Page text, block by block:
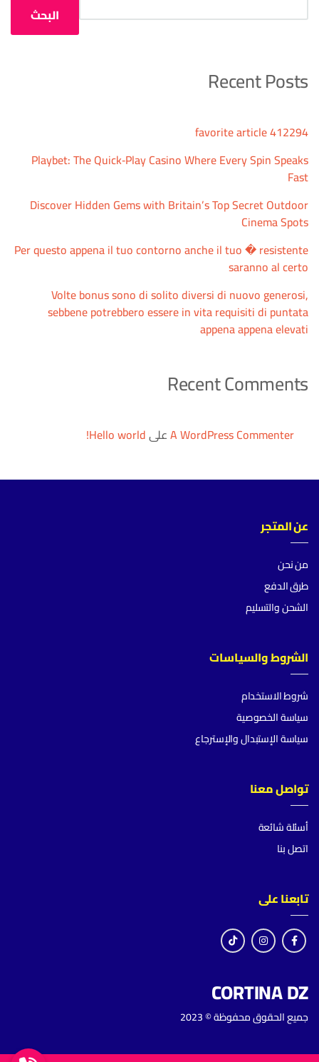
البحث
Recent Posts
favorite article 412294
Playbet: The Quick‑Play Casino Where Every Spin Speaks
Fast
Discover Hidden Gems with Britain’s Top Secret Outdoor
Cinema Spots
Per questo appena il tuo contorno anche il tuo � resistente
saranno al certo
Volte bonus sono di solito diversi di nuovo generosi,
sebbene potrebbero essere in vita requisiti di puntata
appena appena elevati
Recent Comments
A WordPress CommenterعلىHello world!
عن المتجر
من نحن
طرق الدفع
الشحن والتسليم
الشروط والسياسات
شروط الاستخدام
سياسة الخصوصية
سياسة الإستبدال والإسترجاع
تواصل معنا
أسئلة شائعة
اتصل بنا
تابعنا على
CORTINA DZ
جميع الحقوق محفوظة © 2023